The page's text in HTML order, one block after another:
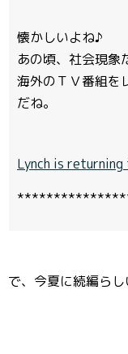
懐かしいよね♪
あの頃、社会現象
海外のＴＶ番組を
だね。
Lynch is returning
で、今夏に続編らし